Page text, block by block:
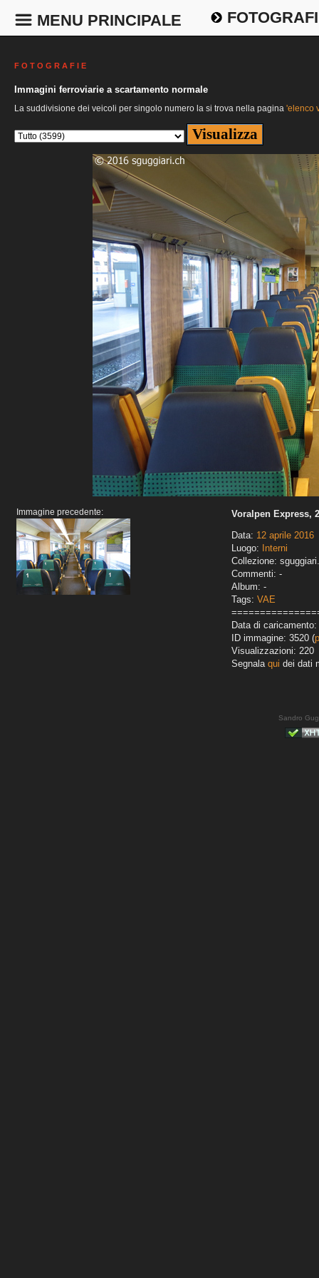
MENU PRINCIPALE
F O T O G R A F I E
Immagini ferroviarie a scartamento normale
La suddivisione dei veicoli per singolo numero la si trova nella pagina 'elenco
Immagine precedente:
Voralpen Express,
Data: 12 aprile 2016
Luogo:
Interni
Collezione:
Commenti: -
Album: -
Tags: VAE
Data di
ID immagine: 3520 (
Visualizzazioni: 220
Segnala qui dei dati
Sandro